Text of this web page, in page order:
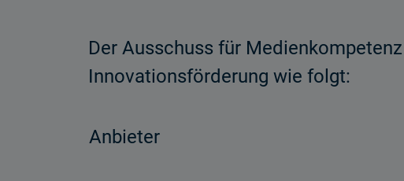
Der Ausschuss für
Innovationsförderung wie folgt:
Anbieter